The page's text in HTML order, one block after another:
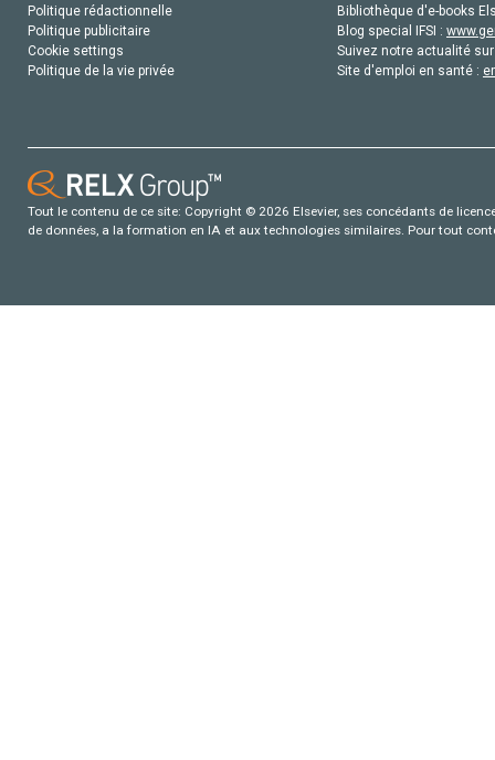
Politique rédactionnelle
Politique publicitaire
Cookie settings
Politique de la vie privée
Bibliothèque d'e-books
Blog special IFSI :
Suivez notre actualité
Site d'emploi en santé :
Tout le contenu de ce site: Copyright © 2026 Elsevier, ses concédants de
de données, a la formation en IA et aux technologies similaires. Pour tout